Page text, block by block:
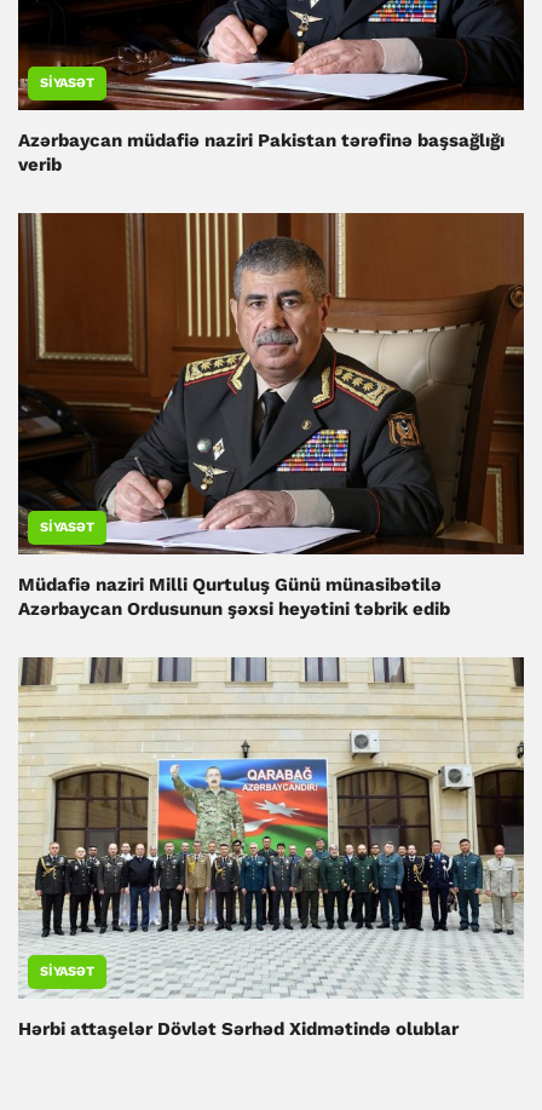
SIYASƏT
Azərbaycan müdafiə naziri Pakistan tərəfinə başsağlığı
verib
SIYASƏT
Müdafiə naziri Milli Qurtuluş Günü münasibətilə
Azərbaycan Ordusunun şəxsi heyətini təbrik edib
SIYASƏT
Hərbi attaşelər Dövlət Sərhəd Xidmətində olublar